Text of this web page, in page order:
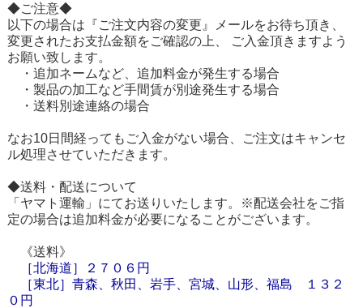
◆ご注意◆
以下の場合は『ご注文内容の変更』メールをお待ち頂き、
変更されたお支払金額をご確認の上、 ご入金頂きますよう
お願い致します。
・追加ネームなど、追加料金が発生する場合
・製品の加工など手間賃が別途発生する場合
・送料別途連絡の場合
なお10日間経ってもご入金がない場合、ご注文はキャンセ
ル処理させていただきます。
◆送料・配送について
「ヤマト運輸」にてお送りいたします。※配送会社をご指
定の場合は追加料金が必要になることがございます。
《送料》
［北海道］
２７０６円
［東北］青森、秋田、岩手、宮城、山形、福島 １３２
０円